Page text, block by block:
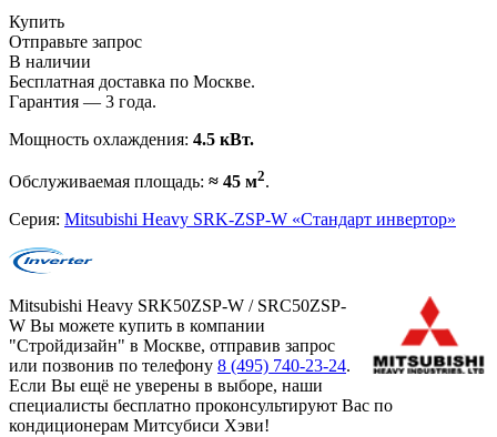
Купить
Отправьте запрос
В наличии
Бесплатная доставка по Москве.
Гарантия — 3 года.
Мощность охлаждения: 4.5 кВт.
Обслуживаемая площадь: ≈ 45 м2.
Серия: Mitsubishi Heavy SRK-ZSP-W «Стандарт инвертор»
Mitsubishi Heavy SRK50ZSP-W / SRC50ZSP-
W Вы можете купить в компании
"Стройдизайн" в Москве, отправив запрос
или позвонив по телефону 8 (495) 740-23-24.
Если Вы ещё не уверены в выборе, наши
специалисты бесплатно проконсультируют Вас по
кондиционерам Митсубиси Хэви!